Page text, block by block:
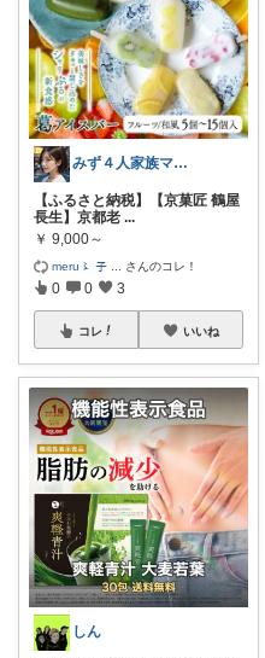
みず４人家族ママ★３０代子育て奮闘中🙆
【ふるさと納税】【京菓匠 鶴屋
長生】京都老 ...
￥ 9,000～
meru〻 子 さんのコレ！
0 0 3
コレ いいね
しん